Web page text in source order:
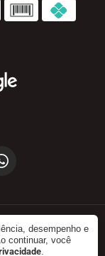
reservados.
desempenho e
continuar, você
.